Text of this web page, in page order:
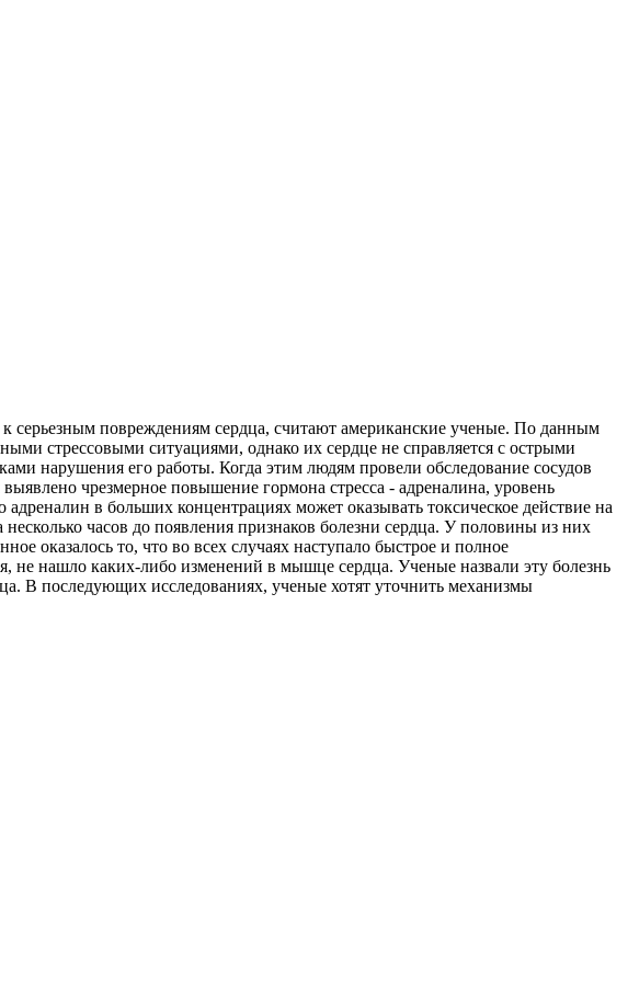
серьезным повреждениям сердца, считают американские ученые. По данным
стрессовыми ситуациями, однако их сердце не справляется с острыми
нарушения его работы. Когда этим людям провели обследование сосудов
чрезмерное повышение гормона стресса - адреналина, уровень
в больших концентрациях может оказывать токсическое действие на
часов до появления признаков болезни сердца. У половины из них
оказалось то, что во всех случаях наступало быстрое и полное
не нашло каких-либо изменений в мышце сердца. Ученые назвали эту болезнь
В последующих исследованиях, ученые хотят уточнить механизмы